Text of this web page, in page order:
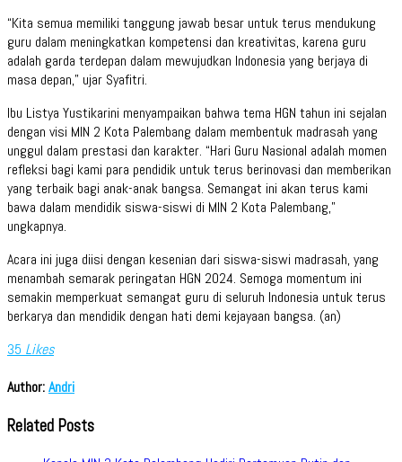
“Kita semua memiliki tanggung jawab besar untuk terus mendukung
guru dalam meningkatkan kompetensi dan kreativitas, karena guru
adalah garda terdepan dalam mewujudkan Indonesia yang berjaya di
masa depan,” ujar Syafitri.
Ibu Listya Yustikarini menyampaikan bahwa tema HGN tahun ini sejalan
dengan visi MIN 2 Kota Palembang dalam membentuk madrasah yang
unggul dalam prestasi dan karakter. “Hari Guru Nasional adalah momen
refleksi bagi kami para pendidik untuk terus berinovasi dan memberikan
yang terbaik bagi anak-anak bangsa. Semangat ini akan terus kami
bawa dalam mendidik siswa-siswi di MIN 2 Kota Palembang,”
ungkapnya.
Acara ini juga diisi dengan kesenian dari siswa-siswi madrasah, yang
menambah semarak peringatan HGN 2024. Semoga momentum ini
semakin memperkuat semangat guru di seluruh Indonesia untuk terus
berkarya dan mendidik dengan hati demi kejayaan bangsa. (an)
35 Likes
Author:Andri
Related Posts